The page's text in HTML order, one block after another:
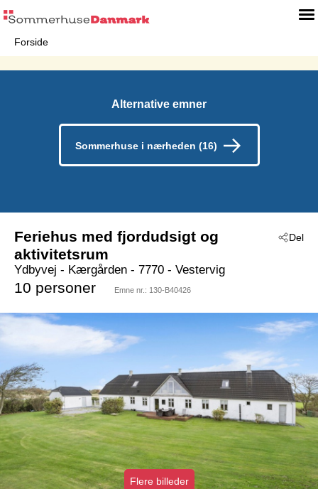
Forside
Alternative emner
Sommerhuse i nærheden (16)
Del
Feriehus med fjordudsigt og
aktivitetsrum
Ydbyvej - Kærgården - 7770 - Vestervig
10 personer Emne nr.: 130-B40426
Flere billeder